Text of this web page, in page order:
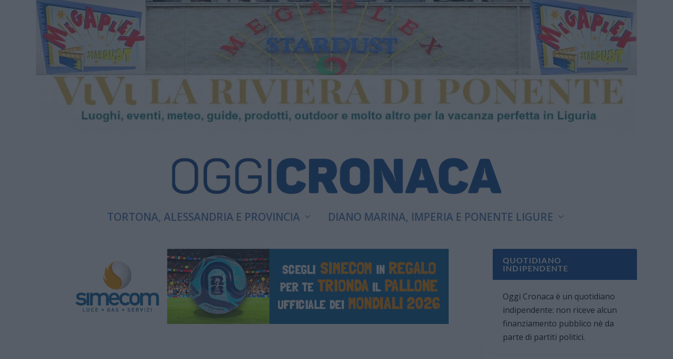
TORTONA, ALESSANDRIA E PROVINCIA DIANO MARINA, IMPERIA E PONENTE LIGURE
QUOTIDIANO
INDIPENDENTE
Oggi Cronaca è un quotidiano
indipendente: non riceve alcun
finanziamento pubblico nè da
parte di partiti politici.